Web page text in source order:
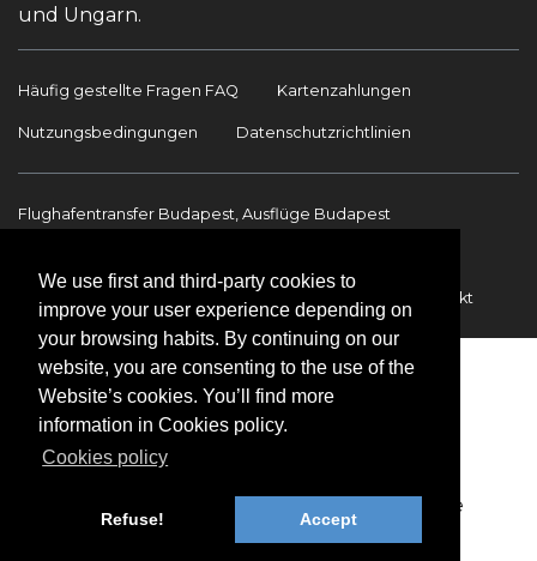
We use first and third-party cookies to
improve your user experience depending on
your browsing habits. By continuing on our
website, you are consenting to the use of the
Website’s cookies. You’ll find more
information in Cookies policy.
Cookies policy
Refuse! Accept
und Ungarn.
Häufig gestellte Fragen FAQ Kartenzahlungen
Nutzungsbedingungen Datenschutzrichtlinien
Flughafentransfer Budapest, Ausflüge Budapest
Flughafentransfer Internationale Transfers Kontakt
Copyright © 2009-2026 BookinBudapest | Alle